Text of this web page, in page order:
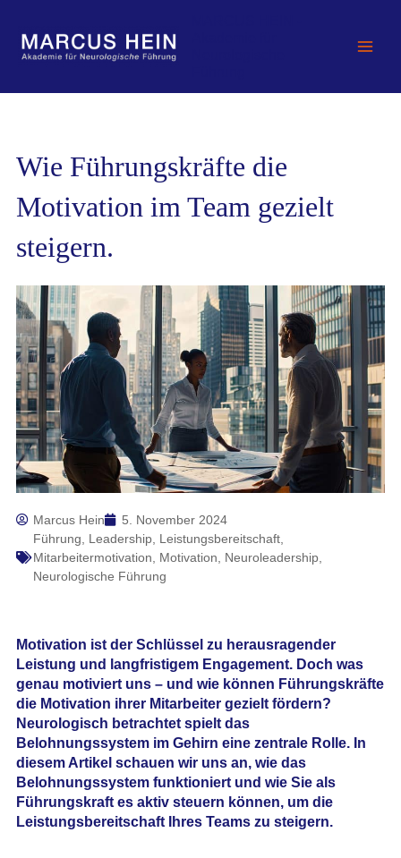
springen
Wie Führungskräfte die
Motivation im Team gezielt
steigern.
Marcus Hein
5. November 2024
Führung
Leadership, Leistungsbereitschaft,
Mitarbeitermotivation
Motivation Neuroleadership,
Neurologische Führung
Motivation ist der Schlüssel zu herausragender
Leistung und langfristigem Engagement. Doch was
genau motiviert uns – und wie können Führungskräfte
die Motivation ihrer Mitarbeiter gezielt fördern?
Neurologisch betrachtet spielt das
Belohnungssystem im Gehirn eine zentrale Rolle. In
diesem Artikel schauen wir uns an, wie das
Belohnungssystem funktioniert und wie Sie als
Führungskraft es aktiv steuern können, um die
Leistungsbereitschaft Ihres Teams zu steigern.